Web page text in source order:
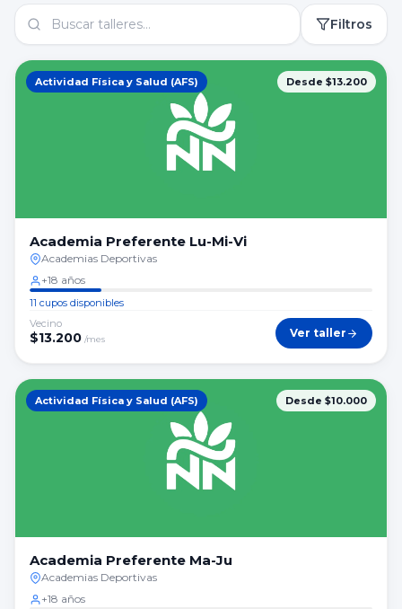
Filtros
Actividad Física y Salud (AFS) Desde $13.200
Academia Preferente Lu-Mi-Vi
Academias Deportivas
+18 años
11 cupos disponibles
Vecino
$13.200 /mes Ver taller
Actividad Física y Salud (AFS) Desde $10.000
Academia Preferente Ma-Ju
Academias Deportivas
+18 años